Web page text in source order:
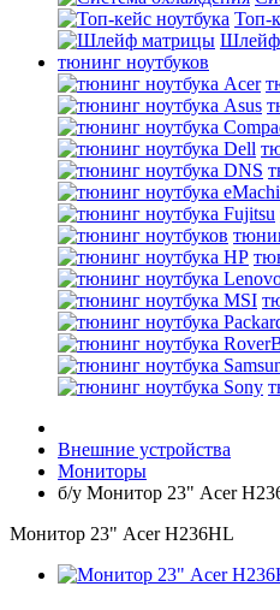
Топ-
Шлейф
тюнинг ноутбуков
Внешние устройства
Мониторы
б/у Монитор 23" Acer
Монитор 23" Acer H236HL